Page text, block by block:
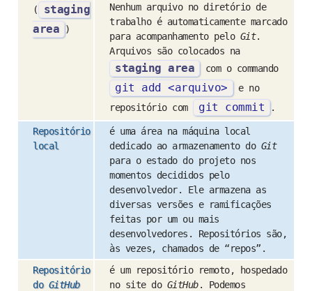
(
staging
area
)
Nenhum arquivo no diretório de
trabalho é automaticamente marcado
para acompanhamento pelo Git.
Arquivos são colocados na
staging area com o commando
git add <arquivo>
e no
repositório com
git commit .
Repositório
local
é uma área na máquina local
dedicado ao armazenamento do Git
para o estado do projeto nos
momentos decididos pelo
desenvolvedor. Ele armazena as
diversas versões e ramificações
feitas por um ou mais
desenvolvedores. Repositórios são,
às vezes, chamados de “repos”.
Repositório
do GitHub
é um repositório remoto, hospedado
no site do GitHub. Podemos